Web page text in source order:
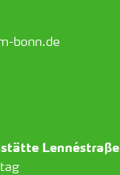
bonn.de
Lennéstraße